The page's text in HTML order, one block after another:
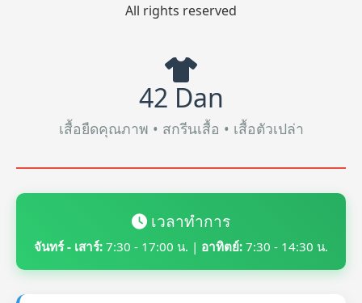
All rights reserved
42 Dan
เสื้อยืดคุณภาพ • สกรีนเสื้อ • เสื้อตัวเปล่า
เวลาทำการ
จันทร์ - เสาร์: 7:30 - 17:00 น. | อาทิตย์: 7:30 - 14:30 น.